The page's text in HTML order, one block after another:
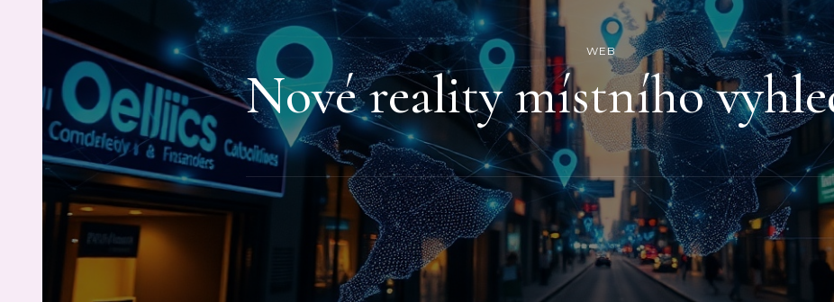
WEB
Nové reality místního